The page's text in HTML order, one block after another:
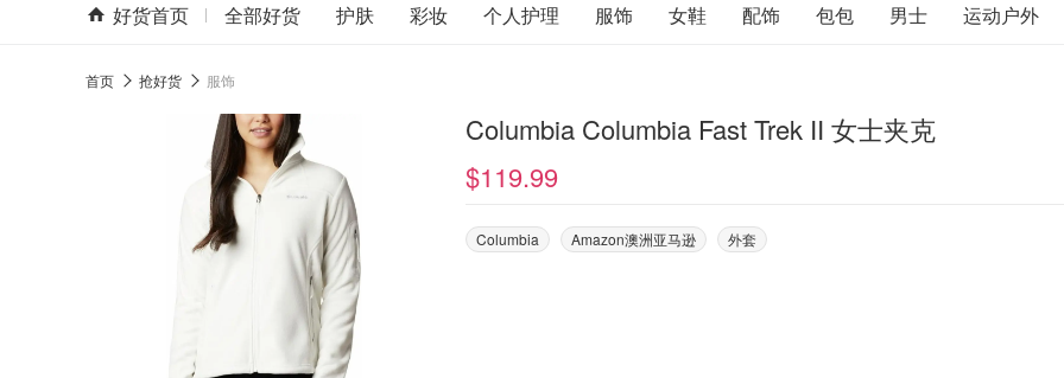
好货首页 全部好货 护肤 彩妆 个人护理 服饰 女鞋 配饰 包包 男士 运动户外
首页 抢好货 服饰
Columbia Columbia Fast Trek II 女士夹克
$119.99
Columbia Amazon澳洲亚马逊 外套